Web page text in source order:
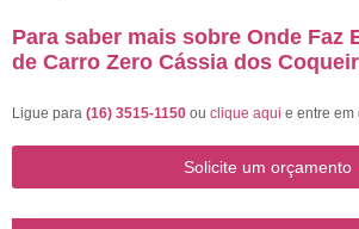
Para saber mais sobre Onde Faz
de Carro Zero Cássia dos
Ligue para (16) 3515-1150 ou clique aqui e entre em
Solicite um orçamento